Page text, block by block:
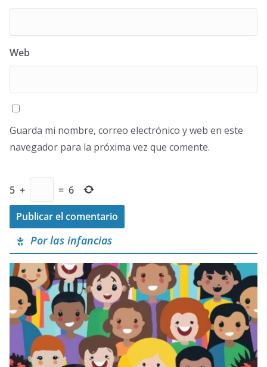
Web
Guarda mi nombre, correo electrónico y web en este
navegador para la próxima vez que comente.
5 + = 6
Por las infancias